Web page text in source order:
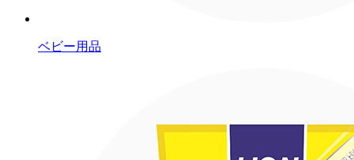
ベビー用品